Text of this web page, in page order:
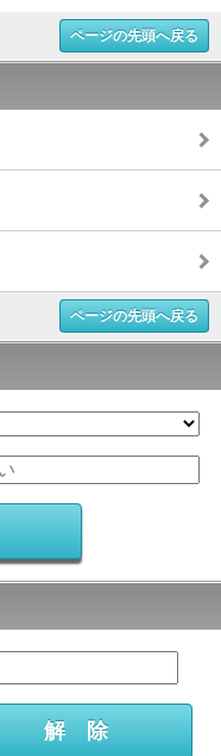
ページの先頭へ戻る
ページの先頭へ戻る